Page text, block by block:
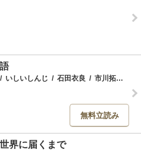
/ いしいしんじ / 石田衣良 / 市川拓司
無料立読み
界に届くまで